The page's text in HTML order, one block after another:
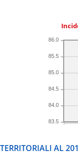
83.5
84.0
84.5
85.0
85.5
86.0
AL